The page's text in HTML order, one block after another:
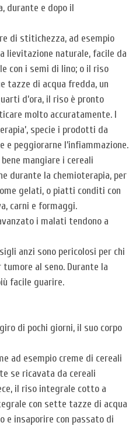
durante e dopo il
di stitichezza, ad esempio
lievitazione naturale, facile da
con i semi di lino; o il riso
tazze di acqua fredda, un
d’ora, il riso è pronto
molto accuratamente. I
specie i prodotti da
peggiorarne l’infiammazione.
mangiare i cereali
durante la chemioterapia, per
gelati, o piatti conditi con
carni e formaggi.
i malati tendono a
anzi sono pericolosi per chi
al seno. Durante la
facile guarire.
di pochi giorni, il suo corpo
ad esempio creme di cereali
se ricavata da cereali
il riso integrale cotto a
con sette tazze di acqua
e insaporire con passato di